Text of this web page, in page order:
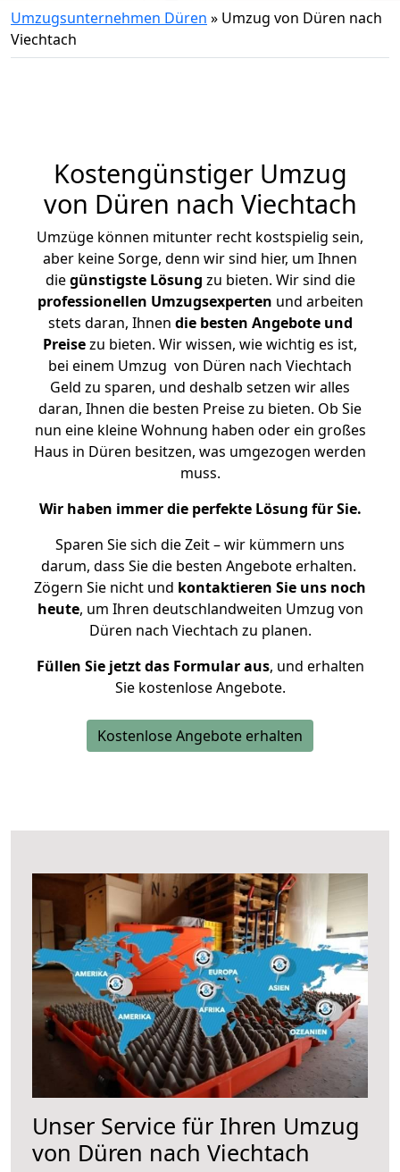
Umzugsunternehmen Düren » Umzug von Düren nach
Viechtach
Kostengünstiger Umzug
von Düren nach Viechtach
Umzüge können mitunter recht kostspielig sein,
aber keine Sorge, denn wir sind hier, um Ihnen
diegünstigste Lösung zu bieten. Wir sind die
professionellen Umzugsexperten und arbeiten
stets daran, Ihnen die besten Angebote und
Preisezu bieten. Wir wissen, wie wichtig es ist,
bei einem Umzug von Düren nach Viechtach
Geld zu sparen, und deshalb setzen wir alles
daran, Ihnen die besten Preise zu bieten. Ob Sie
nun eine kleine Wohnung haben oder ein großes
Haus in Düren besitzen, was umgezogen werden
muss.
Wir haben immer die perfekte Lösung für Sie.
Sparen Sie sich die Zeit – wir kümmern uns
darum, dass Sie die besten Angebote erhalten.
Zögern Sie nicht und kontaktieren Sie uns noch
heute, um Ihren deutschlandweiten Umzug von
Düren nach Viechtach zu planen.
Füllen Sie jetzt das Formular aus, und erhalten
Sie kostenlose Angebote.
Kostenlose Angebote erhalten
Unser Service für Ihren Umzug
von Düren nach Viechtach